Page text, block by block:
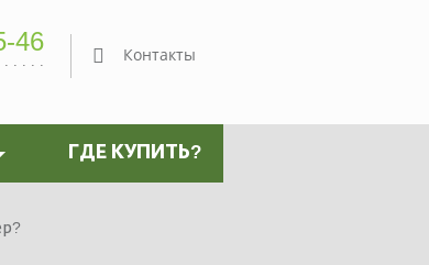
46 Контакты
ГДЕ КУПИТЬ?